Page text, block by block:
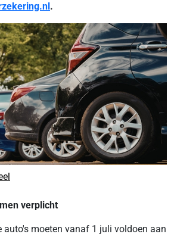
.
verplicht
auto's moeten vanaf 1 juli voldoen aan